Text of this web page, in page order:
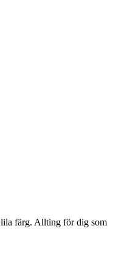
lila färg. Allting för dig som